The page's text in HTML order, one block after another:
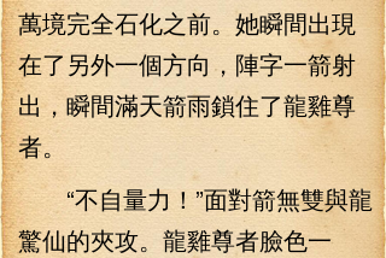
萬境完全石化之前。她瞬間出現
在了另外一個方向，陣字一箭射
出，瞬間滿天箭雨鎖住了龍雞尊
者。
“不自量力！”面對箭無雙與龍
驚仙的夾攻。龍雞尊者臉色一